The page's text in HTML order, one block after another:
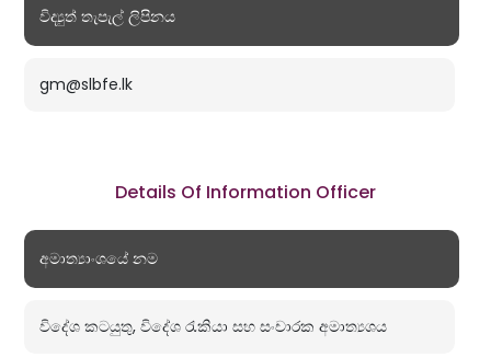
විද්‍යුත් තැපැල් ලිපිනය
gm@slbfe.lk
Details Of Information Officer
අමාත්‍යාංශයේ නම
විදේශ කටයුතු, විදේශ රැකියා සහ සංචාරක අමාත්‍යශය